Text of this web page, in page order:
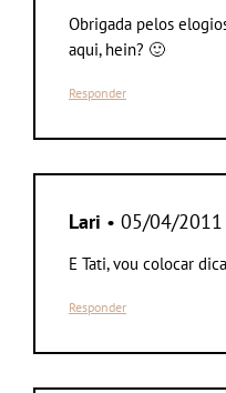
Obrigada pelos
aqui, hein? 🙂
Responder
Lari • 05/04/2011
E Tati, vou colocar
Responder